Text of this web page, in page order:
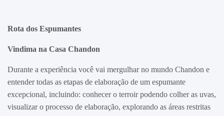
Rota dos Espumantes
Vindima na Casa Chandon
Durante a experiência você vai mergulhar no mundo Chandon e
entender todas as etapas de elaboração de um espumante
excepcional, incluindo: conhecer o terroir podendo colher as uvas,
visualizar o processo de elaboração, explorando as áreas restritas